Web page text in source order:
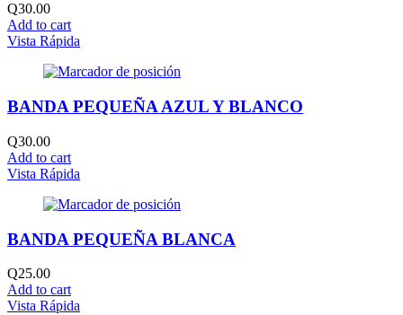
Q30.00
Add to cart
Vista Rápida
BANDA PEQUEÑA AZUL Y BLANCO
Q30.00
Add to cart
Vista Rápida
BANDA PEQUEÑA BLANCA
Q25.00
Add to cart
Vista Rápida